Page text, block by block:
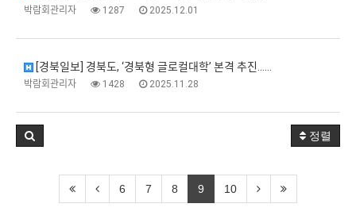
박람회관리자 1287 2025.12.01
[경북일보] 경북도, ‘경북형 글로컬대학’ 본격 추진……
박람회관리자 1428 2025.11.28
정렬
6 7 8 9 10